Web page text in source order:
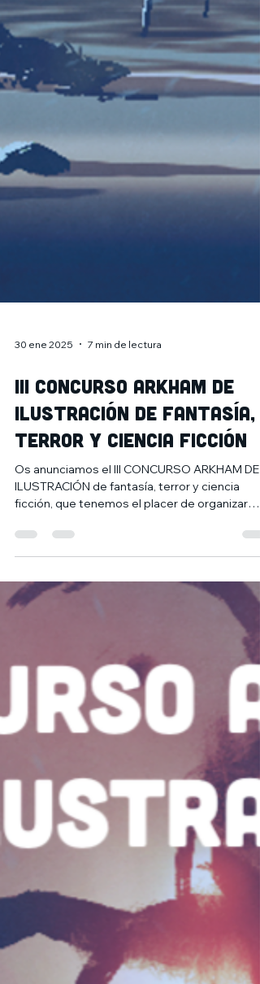
30 ene 2025 7 min de lectura
III CONCURSO ARKHAM DE
ILUSTRACIÓN de fantasía,
terror y ciencia ficción
Os anunciamos el III CONCURSO ARKHAM DE
ficción, que tenemos el placer de organizar
junto al...